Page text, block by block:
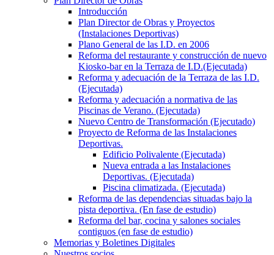
Introducción
Plan Director de Obras y Proyectos
(Instalaciones Deportivas)
Plano General de las I.D. en 2006
Reforma del restaurante y construcción de nuevo
Kiosko-bar en la Terraza de I.D.(Ejecutada)
Reforma y adecuación de la Terraza de las I.D.
(Ejecutada)
Reforma y adecuación a normativa de las
Piscinas de Verano. (Ejecutada)
Nuevo Centro de Transformación (Ejecutado)
Proyecto de Reforma de las Instalaciones
Deportivas.
Edificio Polivalente (Ejecutada)
Nueva entrada a las Instalaciones
Deportivas. (Ejecutada)
Piscina climatizada. (Ejecutada)
Reforma de las dependencias situadas bajo la
pista deportiva. (En fase de estudio)
Reforma del bar, cocina y salones sociales
contiguos (en fase de estudio)
Memorias y Boletines Digitales